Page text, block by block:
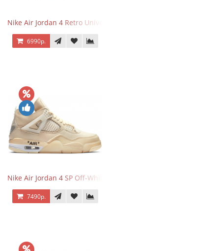
Nike Air Jordan 4 Retro University Blue
6990р.
Nike Air Jordan 4 SP Off-White Sail
7490р.